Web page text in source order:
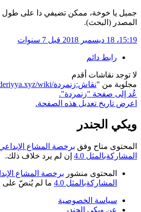
جميل يا خوخة، ممكن تضيفي دا على طول
المصدر (البحث).
15:19، 18 ديسمبر 2018 قبل 7 سنوات
رابط دائم
لا توجد نقاشات أقدم
مجلوبة من "https://genderiyya.xyz/wiki/نقاش:زنمردة
عُد إلى صفحة "زنمردة".
اعرض تاريخ تعديل هذه الصفحة.
ويكي الجندر
المحتوى متاح وفق برخصة المشاع
المشاركةبالمثل 4.0
إن لم يرد خلاف ذلك.
المحتوى منشور برخصة المشاع
المشاركةبالمثل 4.0
ما لم يُنصّ على
سياسة الخصوصية
عن ويكي الجندر